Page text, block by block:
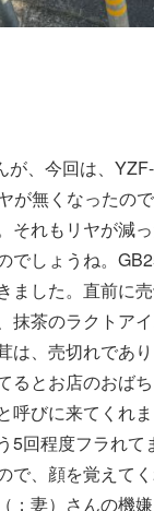
が、今回は、
が無くなったの
それもリヤが減っ
でしょうね。
ました。直前に
抹茶のラクトア
は、売切れであ
るとお店のおばち
呼びに来てくれ
5回程度フラれて
で、顔を覚えて
；妻）さんの機嫌